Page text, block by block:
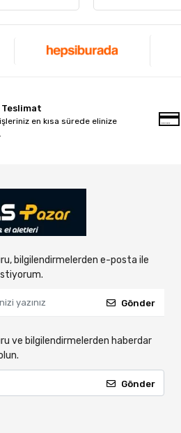
Teslimat
en kısa sürede elinize
bilgilendirmelerden e-posta ile
Gönder
ve bilgilendirmelerden haberdar
Gönder